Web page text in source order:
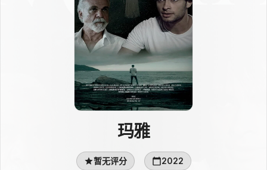
玛雅
暂无评分 2022